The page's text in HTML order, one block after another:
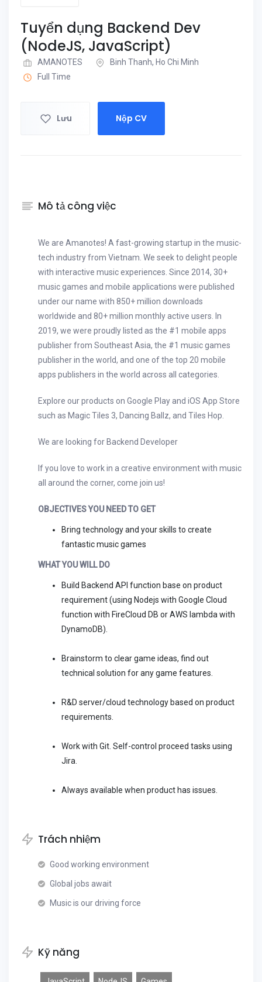
Tuyển dụng Backend Dev
(NodeJS, JavaScript)
AMANOTES
Binh Thanh, Ho Chi Minh
Full Time
Lưu Nộp CV
Mô tả công việc
We are Amanotes! A fast-growing startup in the music-
tech industry from Vietnam. We seek to delight people
with interactive music experiences. Since 2014, 30+
music games and mobile applications were published
under our name with 850+ million downloads
worldwide and 80+ million monthly active users. In
2019, we were proudly listed as the #1 mobile apps
publisher from Southeast Asia, the #1 music games
publisher in the world, and one of the top 20 mobile
apps publishers in the world across all categories.
Explore our products on Google Play and iOS App Store
such as Magic Tiles 3, Dancing Ballz, and Tiles Hop.
We are looking for Backend Developer
If you love to work in a creative environment with music
all around the corner, come join us!
OBJECTIVES YOU NEED TO GET
Bring technology and your skills to create
fantastic music games
WHAT YOU WILL DO
Build Backend API function base on product
requirement (using Nodejs with Google Cloud
function with FireCloud DB or AWS lambda with
DynamoDB).
Brainstorm to clear game ideas, find out
technical solution for any game features.
R&D server/cloud technology based on product
requirements.
Work with Git. Self-control proceed tasks using
Jira.
Always available when product has issues.
Trách nhiệm
Good working environment
Global jobs await
Music is our driving force
Kỹ năng